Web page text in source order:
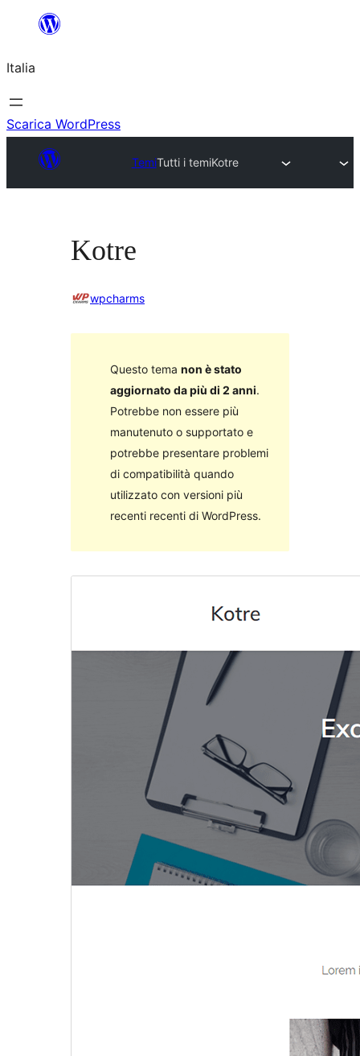
contenuto
Italia
Scarica WordPress
TemiTutti i temiKotre
Kotre
wpcharms
Questo tema non è stato
aggiornato da più di 2 anni.
Potrebbe non essere più
manutenuto o supportato e
potrebbe presentare problemi
di compatibilità quando
utilizzato con versioni più
recenti recenti di WordPress.